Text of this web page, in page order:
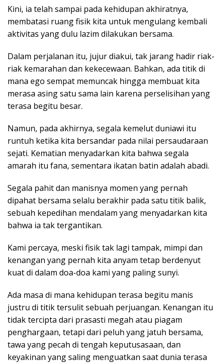
Kini, ia telah sampai pada kehidupan akhiratnya,
membatasi ruang fisik kita untuk mengulang kembali
aktivitas yang dulu lazim dilakukan bersama.
Dalam perjalanan itu, jujur diakui, tak jarang hadir riak-
riak kemarahan dan kekecewaan. Bahkan, ada titik di
mana ego sempat memuncak hingga membuat kita
merasa asing satu sama lain karena perselisihan yang
terasa begitu besar.
Namun, pada akhirnya, segala kemelut duniawi itu
runtuh ketika kita bersandar pada nilai persaudaraan
sejati. Kematian menyadarkan kita bahwa segala
amarah itu fana, sementara ikatan batin adalah abadi.
Segala pahit dan manisnya momen yang pernah
dipahat bersama selalu berakhir pada satu titik balik,
sebuah kepedihan mendalam yang menyadarkan kita
bahwa ia tak tergantikan.
Kami percaya, meski fisik tak lagi tampak, mimpi dan
kenangan yang pernah kita anyam tetap berdenyut
kuat di dalam doa-doa kami yang paling sunyi.
Ada masa di mana kehidupan terasa begitu manis
justru di titik tersulit sebuah perjuangan. Kenangan itu
tidak tercipta dari prasasti megah atau piagam
penghargaan, tetapi dari peluh yang jatuh bersama,
tawa yang pecah di tengah keputusasaan, dan
keyakinan yang saling menguatkan saat dunia terasa